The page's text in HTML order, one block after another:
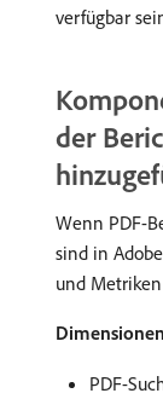
verfügbar
der
Wenn PDF-
sind in
und
PDF-